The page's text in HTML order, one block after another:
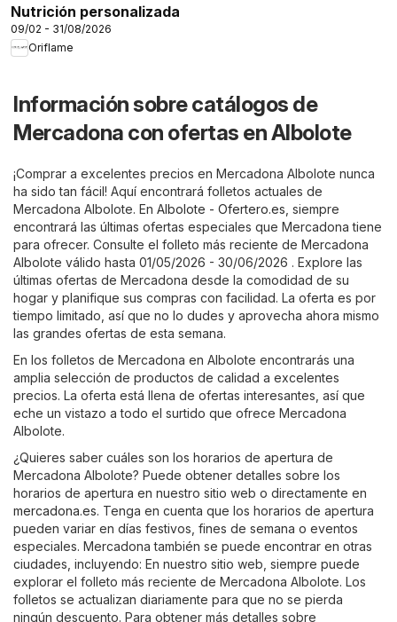
Nutrición personalizada
09/02 - 31/08/2026
Oriflame
Información sobre catálogos de
Mercadona con ofertas en Albolote
¡Comprar a excelentes precios en Mercadona Albolote nunca
ha sido tan fácil! Aquí encontrará folletos actuales de
Mercadona Albolote. En Albolote - Ofertero.es , siempre
encontrará las últimas ofertas especiales que Mercadona tiene
para ofrecer. Consulte el folleto más reciente de Mercadona
Albolote válido hasta 01/05/2026 - 30/06/2026 . Explore las
últimas ofertas de Mercadona desde la comodidad de su
hogar y planifique sus compras con facilidad. La oferta es por
tiempo limitado, así que no lo dudes y aprovecha ahora mismo
las grandes ofertas de esta semana.
En los folletos de Mercadona en Albolote encontrarás una
amplia selección de productos de calidad a excelentes
precios. La oferta está llena de ofertas interesantes, así que
eche un vistazo a todo el surtido que ofrece Mercadona
Albolote.
¿Quieres saber cuáles son los horarios de apertura de
Mercadona Albolote? Puede obtener detalles sobre los
horarios de apertura en nuestro sitio web o directamente en
mercadona.es. Tenga en cuenta que los horarios de apertura
pueden variar en días festivos, fines de semana o eventos
especiales. Mercadona también se puede encontrar en otras
ciudades, incluyendo: En nuestro sitio web, siempre puede
explorar el folleto más reciente de Mercadona Albolote. Los
folletos se actualizan diariamente para que no se pierda
ningún descuento. Para obtener más detalles sobre